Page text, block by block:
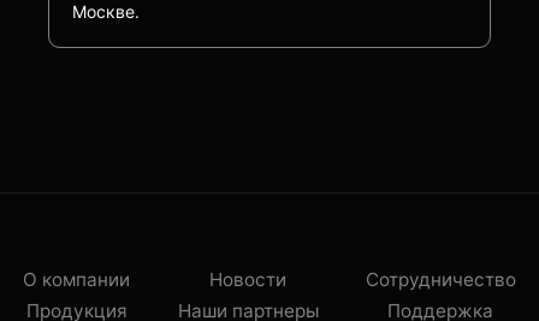
Москве.
О компании
Продукция
Новости
Наши партнеры
Сотрудничество
Поддержка